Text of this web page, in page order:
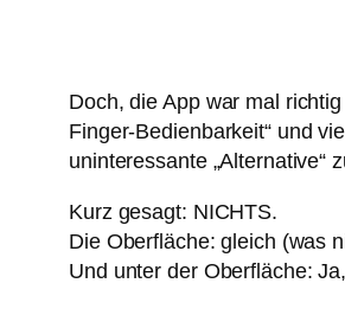
Doch, die App war mal
Finger-Bedienbarkeit“ und
uninteressante „Alternative“
Kurz gesagt: NICHTS.
Die Oberfläche: gleich (was
Und unter der Oberfläche: